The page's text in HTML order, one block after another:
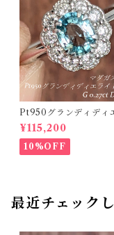
Pt950グランディディ
トリング マダガスカル
ンディディエライト
イヤモンド 0.13ct【
18】
¥115,200
10%OFF
最近チェック